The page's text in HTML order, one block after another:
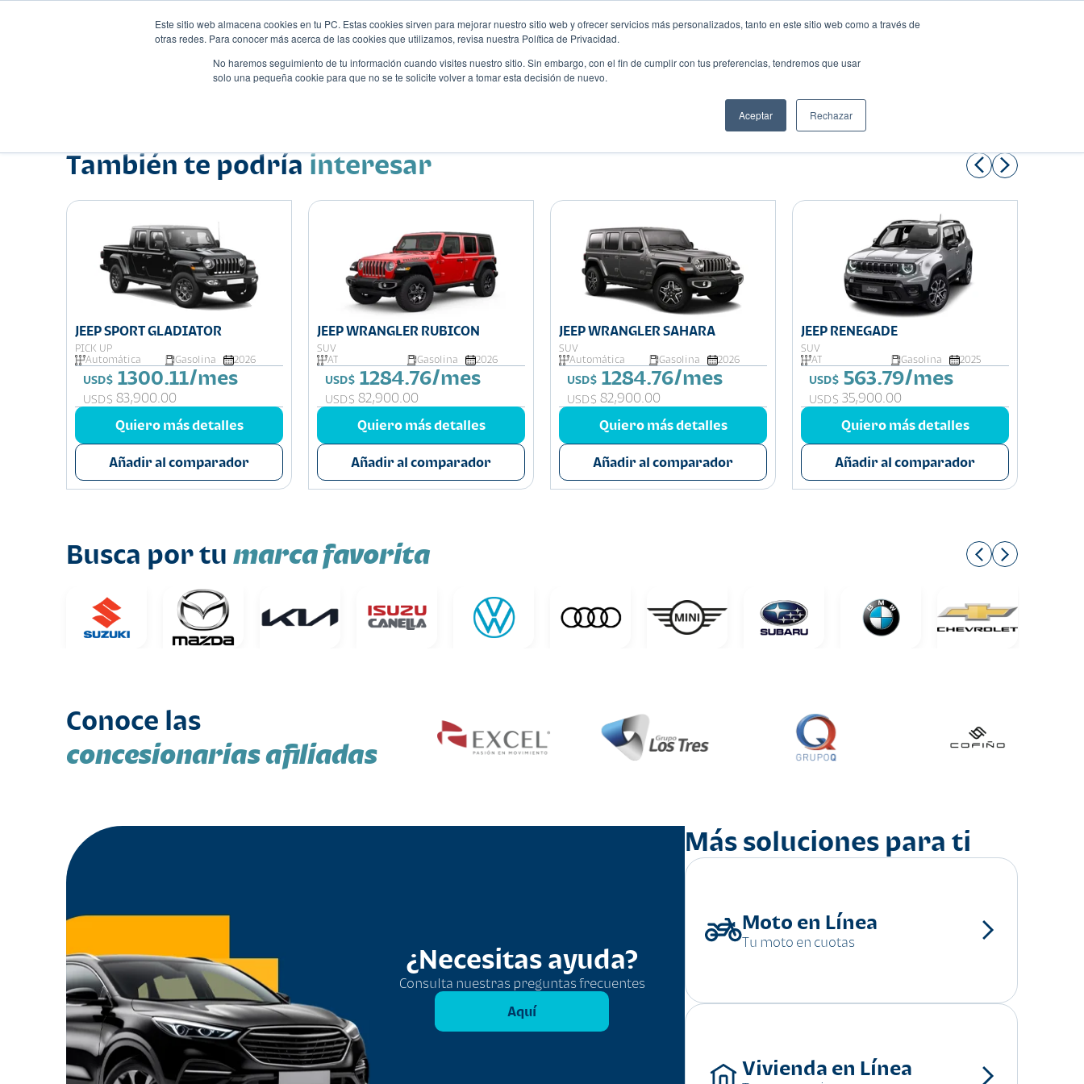
Este sitio web almacena cookies en tu PC. Estas cookies sirven para mejorar nuestro sitio web y ofrecer servicios más personalizados, tanto en este sitio web como a través de
otras redes. Para conocer más acerca de las cookies que utilizamos, revisa nuestra Política de Privacidad.
No haremos seguimiento de tu información cuando visites nuestro sitio. Sin embargo, con el fin de cumplir con tus preferencias, tendremos que usar
solo una pequeña cookie para que no se te solicite volver a tomar esta decisión de nuevo.
Aceptar Rechazar
Compartir:
También te podría interesar
JEEP SPORT GLADIATOR
PICK UP
Automática
Gasolina 2026
USD$ 1300.11/mes
USD$ 83,900.00
Quiero más detalles
Añadir al comparador
JEEP WRANGLER RUBICON
SUV
AT
Gasolina 2026
USD$ 1284.76/mes
USD$ 82,900.00
Quiero más detalles
Añadir al comparador
JEEP WRANGLER SAHARA
SUV
Automática
Gasolina 2026
USD$ 1284.76/mes
USD$ 82,900.00
Quiero más detalles
Añadir al comparador
JEEP RENEGADE
SUV
AT
Gasolina 2025
USD$ 563.79/mes
USD$ 35,900.00
Quiero más detalles
Añadir al comparador
Busca por tu marca favorita
Conoce las
concesionarias afiliadas
¿Necesitas ayuda?
Consulta nuestras preguntas frecuentes
Aquí
Más soluciones para ti
Moto en Línea
Tu moto en cuotas
Vivienda en Línea